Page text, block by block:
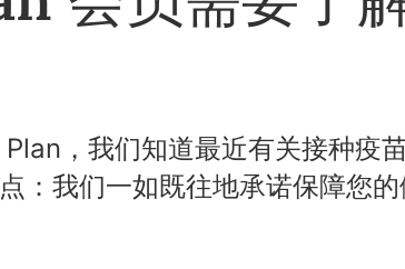
，我们知道最近有关接种疫
：我们一如既往地承诺保障您的